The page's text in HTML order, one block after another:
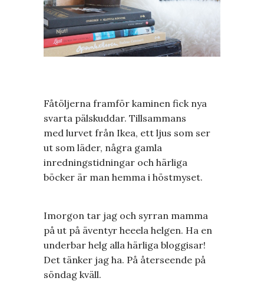
Fåtöljerna framför kaminen fick nya
svarta pälskuddar. Tillsammans
med lurvet från Ikea, ett ljus som ser
ut som läder, några gamla
inredningstidningar och härliga
böcker är man hemma i höstmyset.
Imorgon tar jag och syrran mamma
på ut på äventyr heeela helgen. Ha en
underbar helg alla härliga bloggisar!
Det tänker jag ha. På återseende på
söndag kväll.